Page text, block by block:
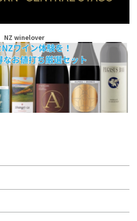
NZ winelover